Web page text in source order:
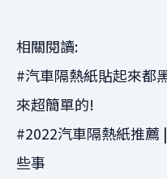
相關閱讀:
#汽車隔熱紙貼起來都
來超簡單的!
#2022汽車隔熱紙推薦
些事